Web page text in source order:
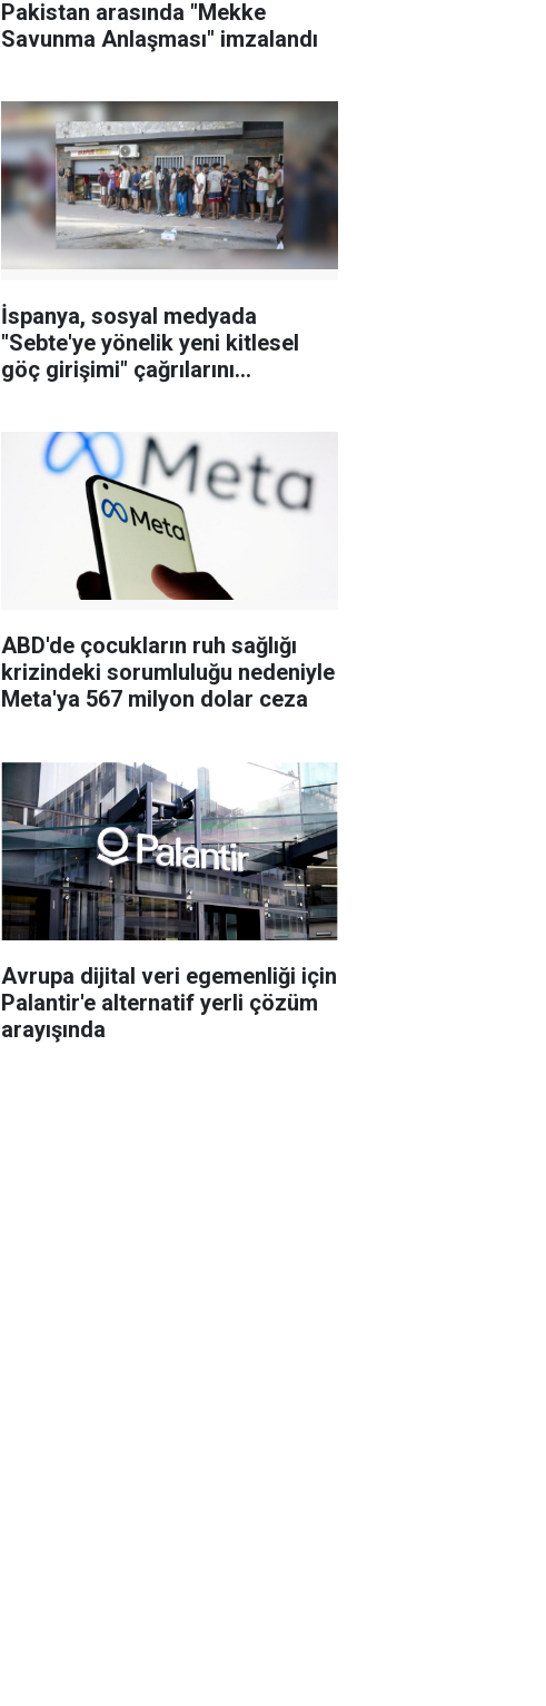
Pakistan arasında "Mekke
Savunma Anlaşması" imzalandı
İspanya, sosyal medyada
"Sebte'ye yönelik yeni kitlesel
göç girişimi" çağrılarını
ABD'de çocukların ruh sağlığı
krizindeki sorumluluğu nedeniyle
Meta'ya 567 milyon dolar ceza
Avrupa dijital veri egemenliği için
Palantir'e alternatif yerli çözüm
arayışında